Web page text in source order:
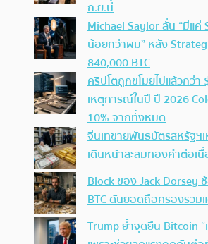
ก.ย.นี้
Michael Saylor ลั่น “มีแ
น้อยกว่าผม” หลัง
840,000 BTC
คริปโตถูกขโมยไปแล้วกว่
เหตุการณ์ในปี ปี 2026
10% จากทั้งหมด
จีนเทขายพันธบัตรสหรัฐฯ
เดินหน้าสะสมทองคำต่อเ
Block ของ Jack Dorsey
BTC ดันยอดถือครองรวม
Trump ย้ำจุดยืน Bitcoin